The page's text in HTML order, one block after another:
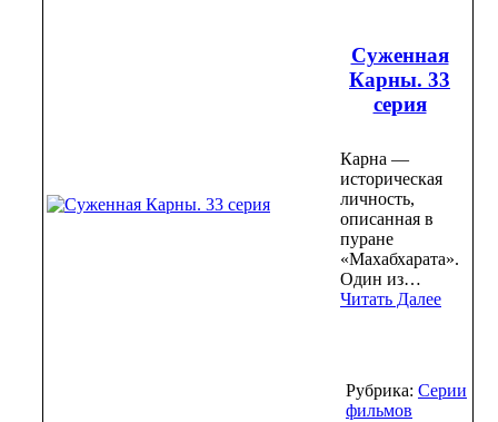
Суженная
Карны. 33
серия
Карна —
историческая
личность,
описанная в
пуране
«Махабхарата».
Один из…
Читать Далее
Рубрика: Серии
фильмов